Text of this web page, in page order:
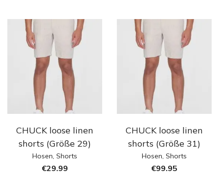
CHUCK loose linen
shorts (Größe 29)
Hosen, Shorts
€29.99
CHUCK loose linen
shorts (Größe 31)
Hosen, Shorts
€99.95